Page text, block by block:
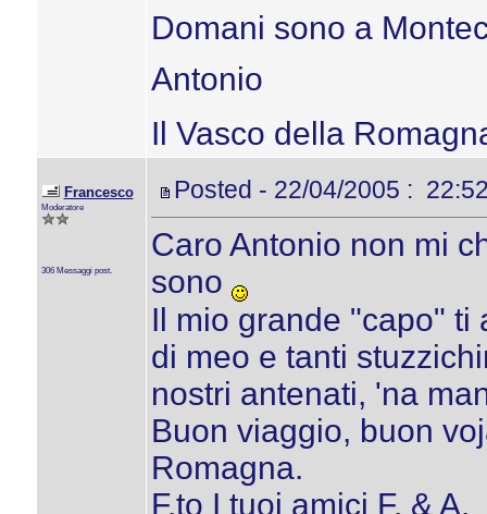
Domani sono a
Antonio
Il Vasco della
Francesco
Moderatore
306 Messaggi post.
Posted - 22/04/2005 :
Caro Antonio non mi
sono
Il mio grande "capo" ti
di meo e tanti
nostri antenati, 'na
Buon viaggio, buon
Romagna.
F.to I tuoi amici F. & A.